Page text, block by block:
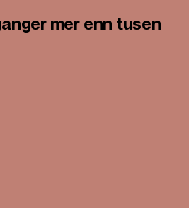
mer enn tusen